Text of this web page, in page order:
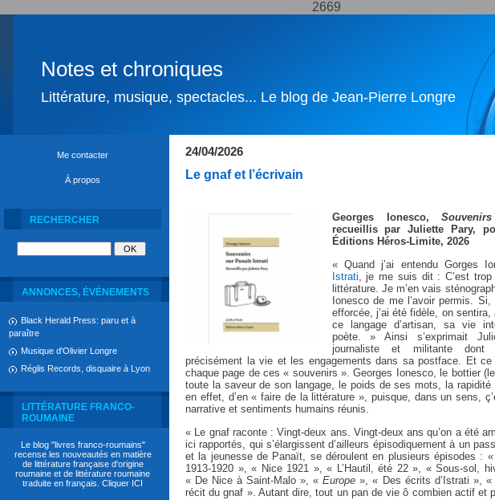
2669
Notes et chroniques
Littérature, musique, spectacles... Le blog de Jean-Pierre Longre
Me contacter
À propos
RECHERCHER
ANNONCES, ÉVÉNEMENTS
Black Herald Press: paru et à
paraître
Musique d'Olivier Longre
Réglis Records, disquaire à Lyon
LITTÉRATURE FRANCO-
ROUMAINE
Le blog "livres franco-roumains"
recense les nouveautés en matière
de littérature française d'origine
roumaine et de littérature roumaine
traduite en français. Cliquer ICI
24/04/2026
Le gnaf et l’écrivain
Georges Ionesco,
recueillis par Juliette Pary,
Éditions Héros-Limite, 2026
« Quand j’ai entendu Gorges
Istrati, je me suis dit : C’est
littérature. Je m’en vais
Ionesco de me l’avoir permis.
efforcée, j’ai été fidèle, on
ce langage d’artisan, sa vie
poète. » Ainsi s’exprimait
journaliste et militante dont
précisément la vie et les engagements dans sa postface. Et ce
chaque page de ces « souvenirs ». Georges Ionesco, le bottier
toute la saveur de son langage, le poids de ses mots, la
en effet, d’en « faire de la littérature », puisque, dans un sens,
narrative et sentiments humains réunis.
« Le gnaf raconte : Vingt-deux ans. Vingt-deux ans qu’on a été
ici rapportés, qui s’élargissent d’ailleurs épisodiquement à un
et la jeunesse de Panaït, se déroulent en plusieurs épisodes : «
1913-1920 », « Nice 1921 », « L’Hautil, été 22 », « Sous-sol,
« De Nice à Saint-Malo », «Europe », « Des écrits d’Istrati »,
récit du gnaf ». Autant dire, tout un pan de vie ô combien actif et